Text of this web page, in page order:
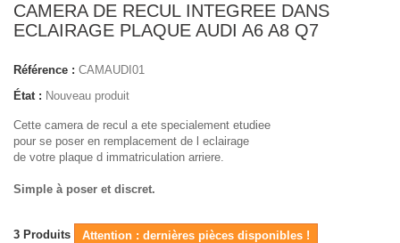
CAMERA DE RECUL INTEGREE DANS
ECLAIRAGE PLAQUE AUDI A6 A8 Q7
Référence : CAMAUDI01
État : Nouveau produit
Cette camera de recul a ete specialement etudiee
pour se poser en remplacement de l eclairage
de votre plaque d immatriculation arriere.
Simple à poser et discret.
3 Produits Attention : dernières pièces disponibles !